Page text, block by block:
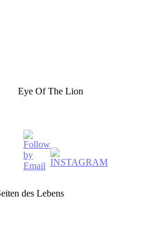
Eye Of The Lion
des Lebens